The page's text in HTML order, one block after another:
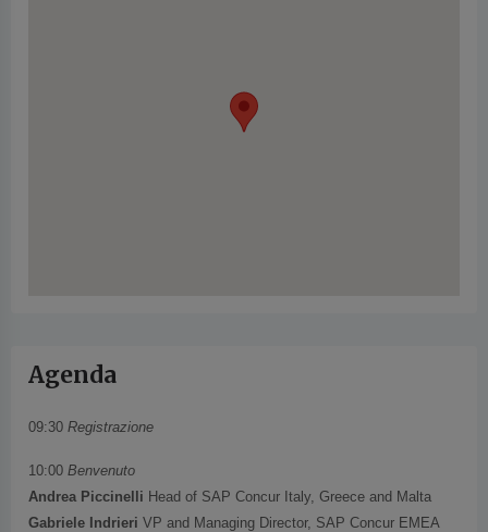
Agenda
09:30 Registrazione
10:00 Benvenuto
Andrea Piccinelli Head of SAP Concur Italy, Greece and Malta
Gabriele Indrieri VP and Managing Director, SAP Concur EMEA